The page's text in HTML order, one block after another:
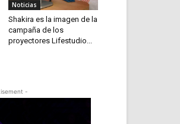
Noticias
Shakira es la imagen de la
campaña de los
proyectores Lifestudio...
-